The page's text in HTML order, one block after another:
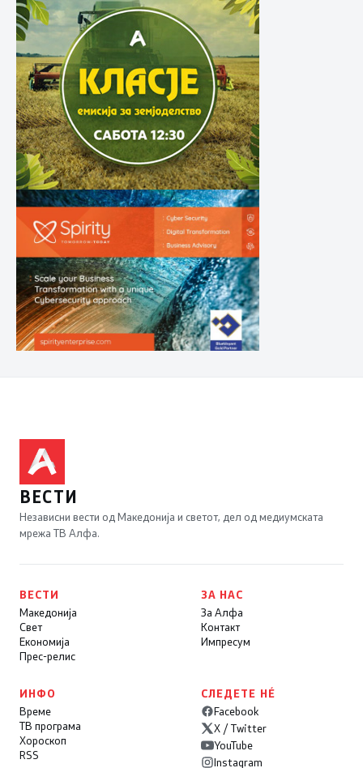
ВЕСТИ
Независни вести од Македонија и светот, дел од медиумската
мрежа ТВ Алфа.
ВЕСТИ
Македонија
Свет
Економија
Прес-релис
ЗА НАС
За Алфа
Контакт
Импресум
ИНФО
Време
ТВ програма
Хороскоп
RSS
СЛЕДЕТЕ НÉ
Facebook
X / Twitter
YouTube
Instagram